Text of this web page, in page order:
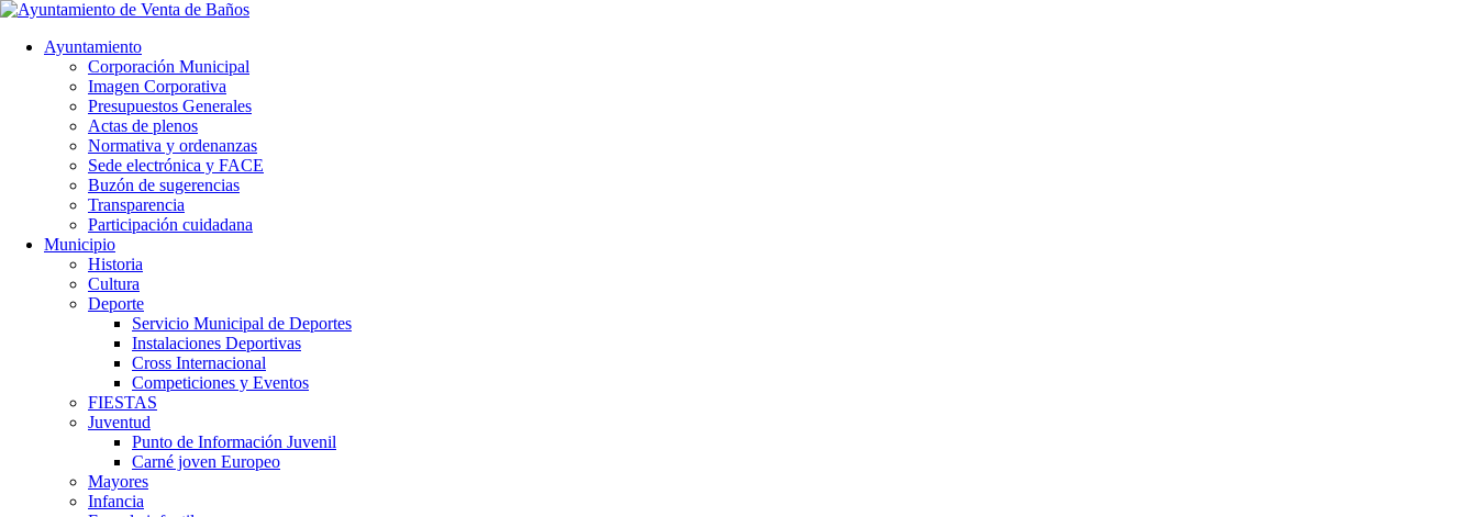
Ayuntamiento
Corporación Municipal
Imagen Corporativa
Presupuestos Generales
Actas de plenos
Normativa y ordenanzas
Sede electrónica y FACE
Buzón de sugerencias
Transparencia
Participación cuidadana
Municipio
Historia
Cultura
Deporte
Servicio Municipal de Deportes
Instalaciones Deportivas
Cross Internacional
Competiciones y Eventos
FIESTAS
Juventud
Punto de Información Juvenil
Carné joven Europeo
Mayores
Infancia